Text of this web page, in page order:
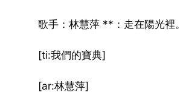
歌手：林慧萍 **：走在陽光裡。
[ti:我們的寶典]
[ar:林慧萍]